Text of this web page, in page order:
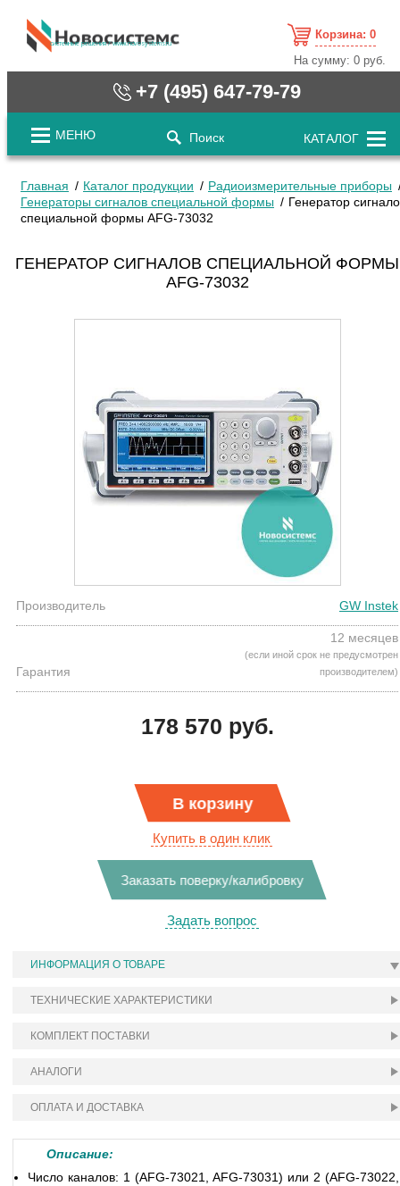
cистемные решения / www.novosystems.ru
Корзина: 0
На сумму:0 руб.
+7 (495) 647-79-79
МЕНЮ Поиск КАТАЛОГ
Главная Каталог продукции
Радиоизмерительные приборы
Генераторы сигналов специальной формы
Генератор
специальной формы AFG-73032
ГЕНЕРАТОР СИГНАЛОВ СПЕЦИАЛЬНОЙ ФОРМЫ
AFG-73032
Производитель GW Instek
Гарантия
12 месяцев
(если иной срок не предусмотрен
производителем)
178 570 руб.
В корзину
Купить в один клик
Заказать поверку/калибровку
Задать вопрос
ИНФОРМАЦИЯ О ТОВАРЕ
ТЕХНИЧЕСКИЕ ХАРАКТЕРИСТИКИ
КОМПЛЕКТ ПОСТАВКИ
АНАЛОГИ
ОПЛАТА И ДОСТАВКА
Описание:
Число каналов: 1 (AFG-73021,AFG-73031) или 2 (AFG-73022,